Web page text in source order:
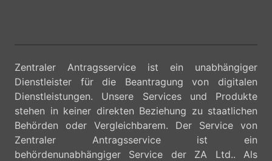
Zentraler Antragsservice ist ein unabhängiger
Dienstleister für die Beantragung von digitalen
Dienstleistungen. Unsere Services und Produkte
stehen in keiner direkten Beziehung zu staatlichen
Behörden oder Vergleichbarem. Der Service von
Zentraler Antragsservice ist ein
behördenunabhängiger Service der ZA Ltd.. Als